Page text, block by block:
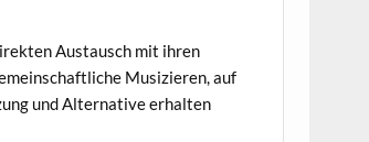
Austausch mit ihren
Musizieren, auf
und Alternative erhalten